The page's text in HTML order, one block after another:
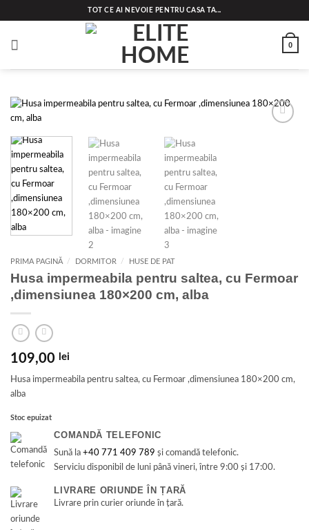
to
TOT CE AI NEVOIE PENTRU CASA TA...
0
PRIMA PAGINĂ / DORMITOR / HUSE DE PAT
Husa impermeabila pentru saltea, cu Fermoar
,dimensiunea 180×200 cm, alba
109,00 lei
Husa impermeabila pentru saltea, cu Fermoar ,dimensiunea 180×200 cm,
alba
Stoc epuizat
COMANDĂ TELEFONIC
Sună la+40 771 409 789 și comandă telefonic.
Serviciu disponibil de luni până vineri, între 9:00 și 17:00.
LIVRARE ORIUNDE ÎN ȚARĂ
Livrare prin curier oriunde în țară.